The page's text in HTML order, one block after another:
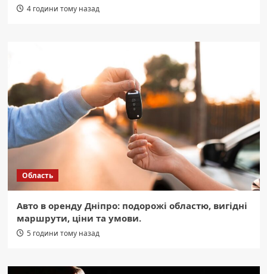
4 години тому назад
Область
Авто в оренду Дніпро: подорожі областю, вигідні
маршрути, ціни та умови.
5 години тому назад